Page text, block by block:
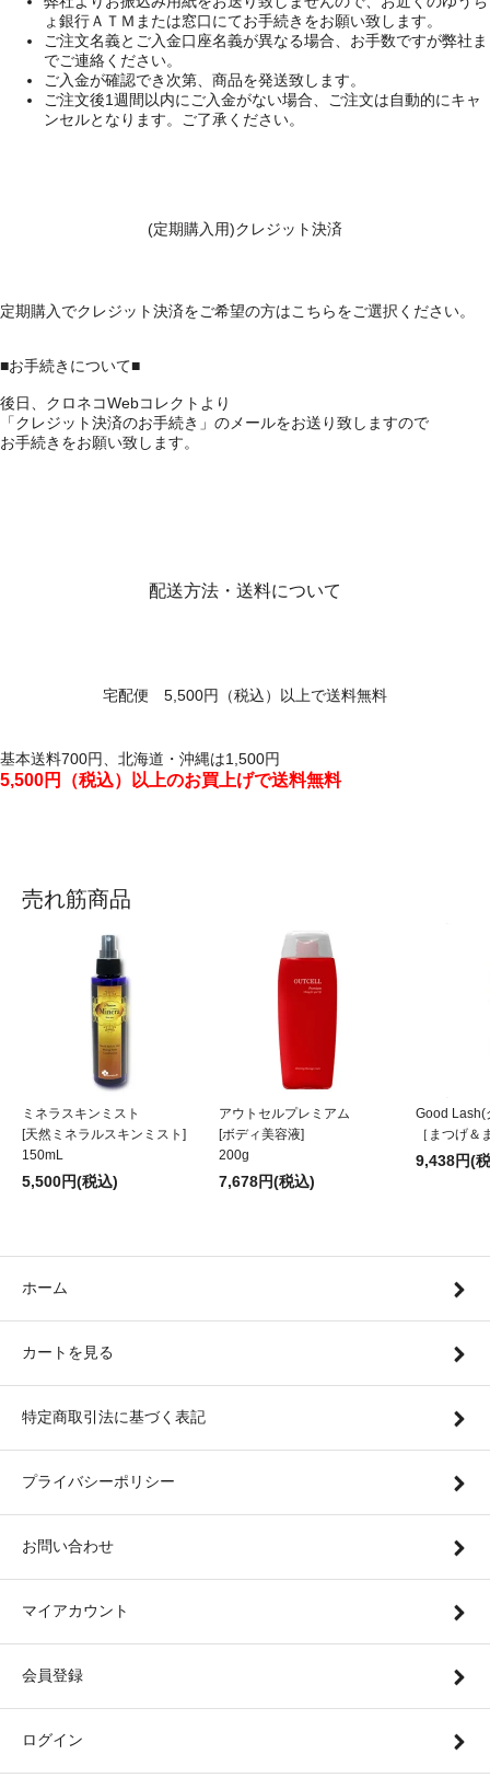
ょ銀行ＡＴＭまたは窓口にてお手続きをお願い致します。
ご注文名義とご入金口座名義が異なる場合、お手数ですが弊社ま
でご連絡ください。
ご入金が確認でき次第、商品を発送致します。
ご注文後1週間以内にご入金がない場合、ご注文は自動的にキャ
ンセルとなります。ご了承ください。
(定期購入用)クレジット決済
定期購入でクレジット決済をご希望の方はこちらをご選択ください。
■お手続きについて■
後日、クロネコWebコレクトより
「クレジット決済のお手続き」のメールをお送り致しますので
お手続きをお願い致します。
配送方法・送料について
宅配便 5,500円（税込）以上で送料無料
基本送料700円、北海道・沖縄は1,500円
5,500円（税込）以上のお買上げで送料無料
売れ筋商品
ミネラスキンミスト
[天然ミネラルスキンミスト]
150mL
5,500円(税込)
アウトセルプレミアム
[ボディ美容液]
200g
7,678円(税込)
Good Lash(
［まつげ＆
9,438円(
ホーム
カートを見る
特定商取引法に基づく表記
プライバシーポリシー
お問い合わせ
マイアカウント
会員登録
ログイン